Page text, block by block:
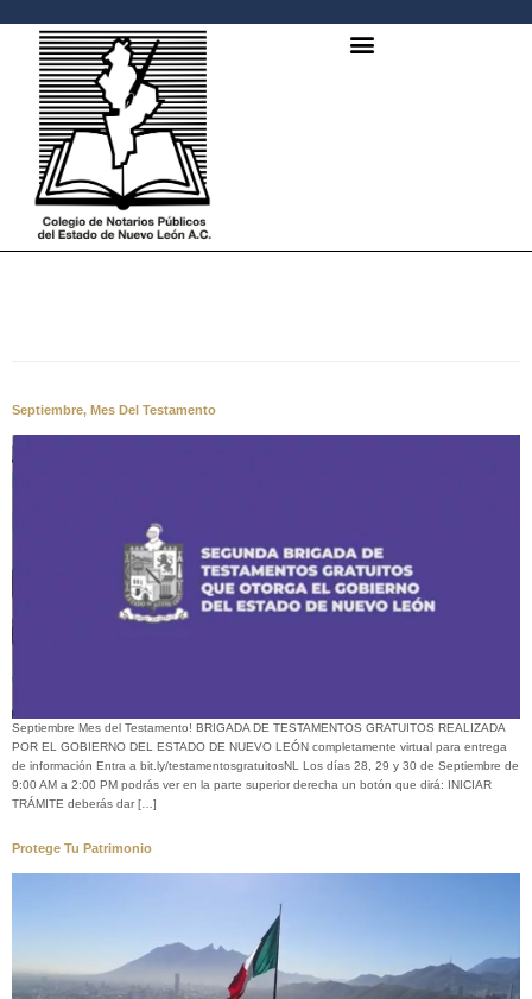
Septiembre, Mes Del Testamento
Septiembre Mes del Testamento! BRIGADA DE TESTAMENTOS GRATUITOS REALIZADA
POR EL GOBIERNO DEL ESTADO DE NUEVO LEÓN completamente virtual para entrega
de información Entra a bit.ly/testamentosgratuitosNL Los días 28, 29 y 30 de Septiembre de
9:00 AM a 2:00 PM podrás ver en la parte superior derecha un botón que dirá: INICIAR
TRÁMITE deberás dar […]
Protege Tu Patrimonio